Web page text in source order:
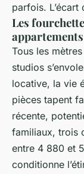
parfois.
Les
appartements
Tous les
studios
locative, la vie
pièces tapent
récente,
familiaux, trois
entre 4 880 et
conditionne